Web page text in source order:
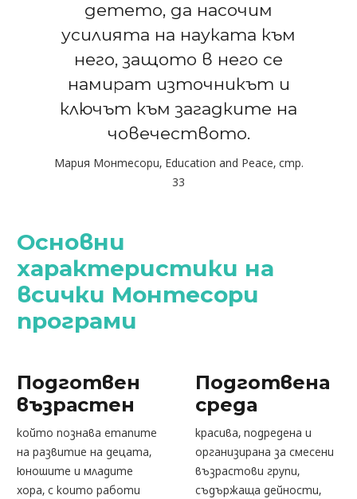
детето, да насочим
усилията на науката към
него, защото в него се
намират източникът и
ключът към загадките на
човечеството.
Мария Монтесори, Education and Peace, стр.
33
Основни
характеристики на
всички Монтесори
програми
Подготвен
възрастен
който познава етапите
на развитие на децата,
юношите и младите
хора, с които работи
Подготвена
среда
красива, подредена и
организирана за смесени
възрастови групи,
съдържаща дейности,